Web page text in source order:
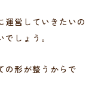
運営していきたいの
しょう。
の形が整うからで